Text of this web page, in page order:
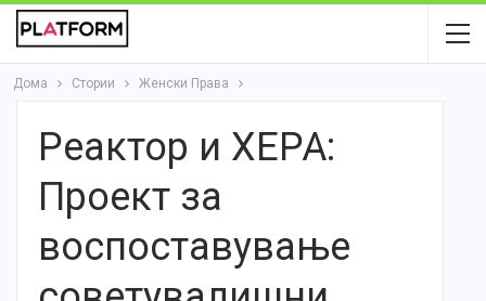
Дома Стории Женски Права
Реактор и ХЕРА:
Проект за
воспоставување